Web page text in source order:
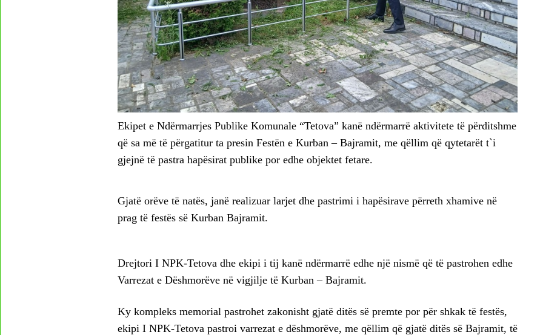
Ekipet e Ndërmarrjes Publike Komunale “Tetova” kanë ndërmarrë aktivitete të përditshme
që sa më të përgatitur ta presin Festën e Kurban – Bajramit, me qëllim që qytetarët t`i
gjejnë të pastra hapësirat publike por edhe objektet fetare.
Gjatë orëve të natës, janë realizuar larjet dhe pastrimi i hapësirave përreth xhamive në
prag të festës së Kurban Bajramit.
Drejtori I NPK-Tetova dhe ekipi i tij kanë ndërmarrë edhe një nismë që të pastrohen edhe
Varrezat e Dëshmorëve në vigjilje të Kurban – Bajramit.
Ky kompleks memorial pastrohet zakonisht gjatë ditës së premte por për shkak të festës,
ekipi I NPK-Tetova pastroi varrezat e dëshmorëve, me qëllim që gjatë ditës së Bajramit, të